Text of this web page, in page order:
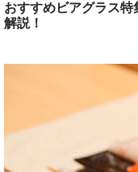
おすすめビアグラス
解説！